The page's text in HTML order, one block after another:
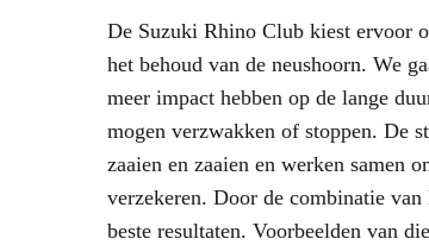
De Suzuki Rhino Club kiest ervoor
het behoud van de neushoorn. We
meer impact hebben op de lange
mogen verzwakken of stoppen. De
zaaien en zaaien en werken samen
verzekeren. Door de combinatie
beste resultaten. Voorbeelden van